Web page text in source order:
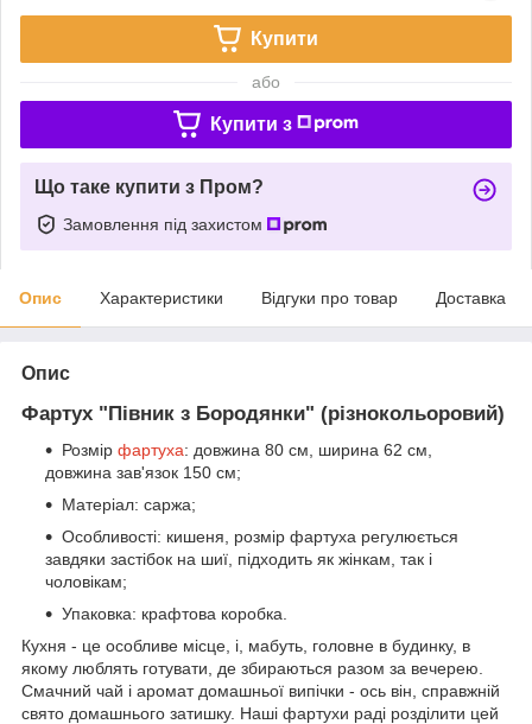
Купити
або
Купити з
Що таке купити з Пром?
Замовлення під захистом
Опис Характеристики Відгуки про товар Доставка
Опис
Фартух "Півник з Бородянки" (різнокольоровий)
Розмір фартуха: довжина 80 см, ширина 62 см,
довжина зав'язок 150 см;
Матеріал: саржа;
Особливості: кишеня, розмір фартуха регулюється
завдяки застібок на шиї, підходить як жінкам, так і
чоловікам;
Упаковка: крафтова коробка.
Кухня - це особливе місце, і, мабуть, головне в будинку, в
якому люблять готувати, де збираються разом за вечерею.
Смачний чай і аромат домашньої випічки - ось він, справжній
свято домашнього затишку. Наші фартухи раді розділити цей